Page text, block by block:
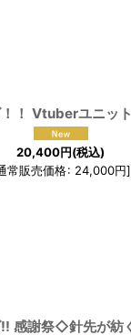
20,400円(税込)
常販売価格: 24,000円]